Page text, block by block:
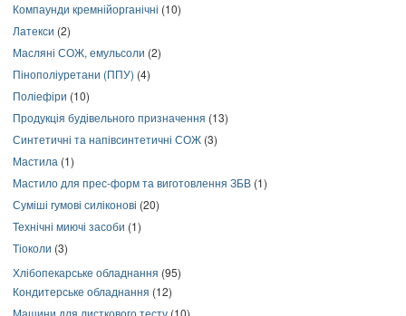
Компаунди кремнійорганічні (10)
Латекси (2)
Масляні СОЖ, емульсоли (2)
Пінополіуретани (ППУ) (4)
Поліефіри (10)
Продукція будівельного призначення (13)
Синтетичні та напівсинтетичні СОЖ (3)
Мастила (1)
Мастило для прес-форм та виготовлення ЗБВ (1)
Суміші гумові силіконові (20)
Технічні миючі засоби (1)
Тіоколи (3)
Хлібопекарське обладнання (95)
Кондитерське обладнання (12)
Машини для листкового тесту (10)